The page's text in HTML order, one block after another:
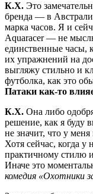
К.Х. Это
бренда — в
марка часов. Я и
Aquaracer — не
единственные часы,
их упражнений на
выгляжу стильно и
футболка, как это
Патаки как-то
К.Х. Она либо
решение, как я буду
не значит, что у
Хотя сейчас, когда у
практичному стилю
Иначе это
комедия «Охотники